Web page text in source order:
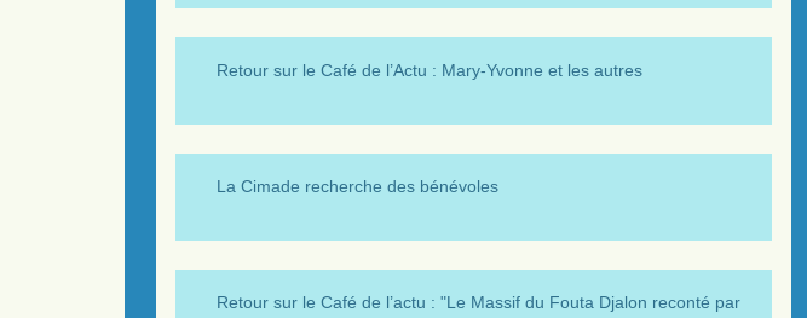
Retour sur le Café de l’Actu : Mary-Yvonne et les autres
La Cimade recherche des bénévoles
Retour sur le Café de l’actu : "Le Massif du Fouta Djalon reconté par